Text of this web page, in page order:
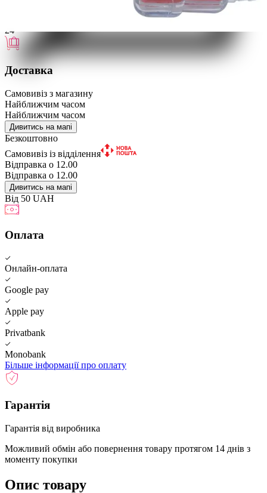
24
Доставка
Самовивіз з магазину
Найближчим часом
Найближчим часом
Дивитись на мапі
Безкоштовно
Самовивіз із відділення
Відправка о 12.00
Відправка о 12.00
Дивитись на мапі
Від 50 UAH
Оплата
Онлайн-оплата
Google pay
Apple pay
Privatbank
Monobank
Більше інформації про оплату
Гарантія
Гарантія від виробника
Можливий обмін або повернення товару протягом 14 днів з
моменту покупки
Опис товару